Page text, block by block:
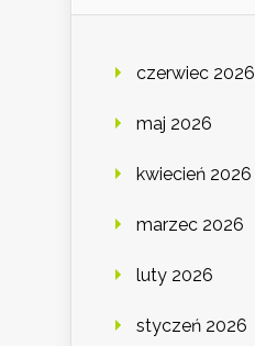
czerwiec 2026
maj 2026
kwiecień 2026
marzec 2026
luty 2026
styczeń 2026